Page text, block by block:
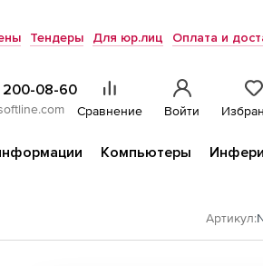
Тендеры Для юр.лиц Оплата и
200-08-60
Сравнение Войти
Компьютеры
Артикул: